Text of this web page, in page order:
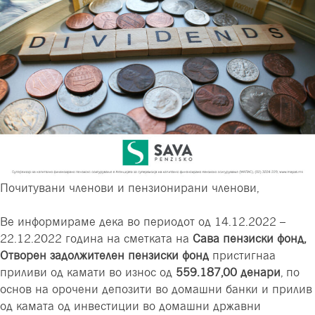
Почитувани членови и пензионирани членови,
Ве информираме дека во периодот од 14.12.2022 –
22.12.2022 година на сметката на Сава пензиски фонд,
Отворен задолжителен пензиски фонд пристигнаа
приливи од камати во износ од 559.187,00 денари, по
основ на орочени депозити во домашни банки и прилив
од камата од инвестиции во домашни државни